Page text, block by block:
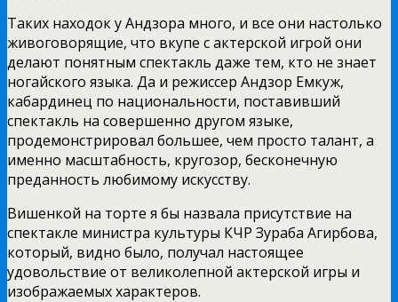
Таких находок у Андзора много, и все они настолько
живоговорящие, что вкупе с актерской игрой они
делают понятным спектакль даже тем, кто не знает
ногайского языка. Да и режиссер Андзор Емкуж,
кабардинец по национальности, поставивший
спектакль на совершенно другом языке,
продемонстрировал большее, чем просто талант, а
именно масштабность, кругозор, бесконечную
преданность любимому искусству.
Вишенкой на торте я бы назвала присутствие на
спектакле министра культуры КЧР Зураба Агирбова,
который, видно было, получал настоящее
удовольствие от великолепной актерской игры и
изображаемых характеров.